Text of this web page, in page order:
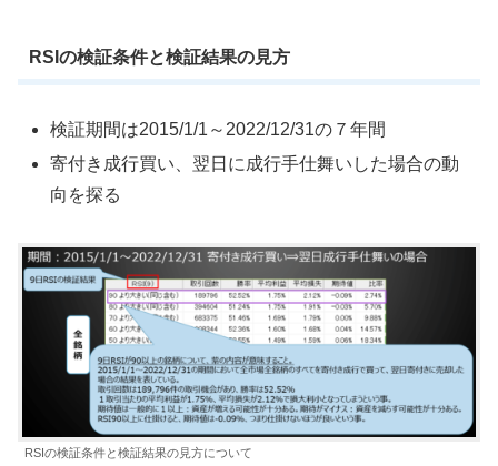
RSIの検証条件と検証結果の見方
検証期間は2015/1/1～2022/12/31の７年間
寄付き成行買い、翌日に成行手仕舞いした場合の動
向を探る
RSIの検証条件と検証結果の見方について